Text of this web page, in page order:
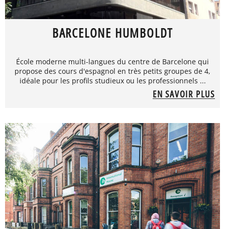
BARCELONE HUMBOLDT
École moderne multi-langues du centre de Barcelone qui
propose des cours d'espagnol en très petits groupes de 4,
idéale pour les profils studieux ou les professionnels ...
EN SAVOIR PLUS